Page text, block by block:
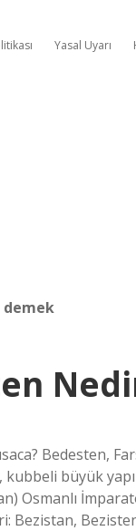
Yasal Uyarı
demek
Bedesten,
büyük
Osmanlı
Bezistan,